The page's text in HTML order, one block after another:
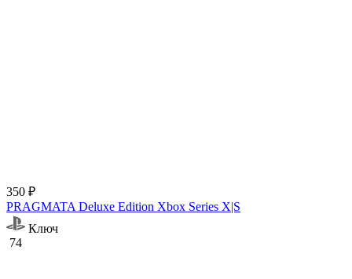
350 ₽
PRAGMATA Deluxe Edition Xbox Series X|S
Ключ
74